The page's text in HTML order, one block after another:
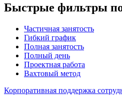
Быстрые фильтры
Частичная занятость
Гибкий график
Полная занятость
Полный день
Проектная работа
Вахтовый метод
Корпоративная поддержка